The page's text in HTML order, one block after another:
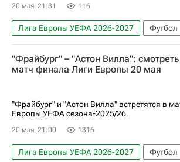
20 мая, 21:31 116
Лига Европы УЕФА 2026-2027
Футбол
Спорт
Астон Вилла Фрайбург
"Фрайбург" – "Астон Вилла": смотреть
матч финала Лиги Европы 20 мая
"Фрайбург" и "Астон Вилла" встретятся в
Европы УЕФА сезона-2025/26.
20 мая, 21:00 1316
Лига Европы УЕФА 2026-2027
Футбол